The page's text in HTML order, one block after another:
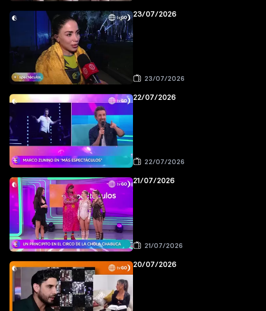
23/07/2026
23/07/2026
22/07/2026
22/07/2026
21/07/2026
21/07/2026
20/07/2026